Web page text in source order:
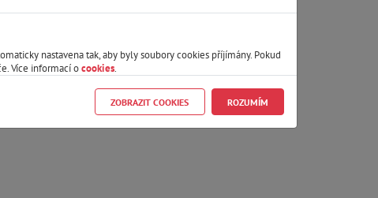
nastavena tak, aby byly soubory cookies příjímány. Pokud
Více informací ocookies.
ZOBRAZIT COOKIES ROZUMÍM